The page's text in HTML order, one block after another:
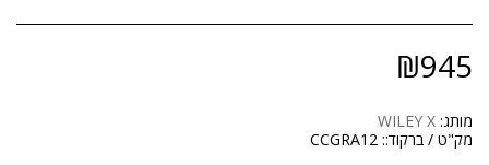
₪945
מותג: WILEY X
מק"ט / ברקוד:: CCGRA12